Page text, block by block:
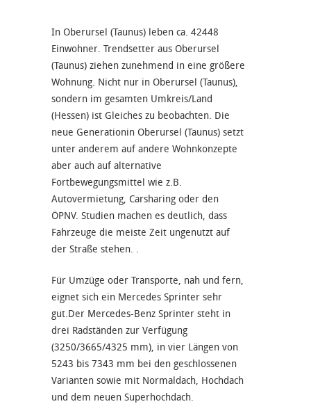
In Oberursel (Taunus) leben ca. 42448
Einwohner. Trendsetter aus Oberursel
(Taunus) ziehen zunehmend in eine größere
Wohnung. Nicht nur in Oberursel (Taunus),
sondern im gesamten Umkreis/Land
(Hessen) ist Gleiches zu beobachten. Die
neue Generationin Oberursel (Taunus) setzt
unter anderem auf andere Wohnkonzepte
aber auch auf alternative
Fortbewegungsmittel wie z.B.
Autovermietung, Carsharing oder den
ÖPNV. Studien machen es deutlich, dass
Fahrzeuge die meiste Zeit ungenutzt auf
der Straße stehen. .
Für Umzüge oder Transporte, nah und fern,
eignet sich ein Mercedes Sprinter sehr
gut.Der Mercedes-Benz Sprinter steht in
drei Radständen zur Verfügung
(3250/3665/4325 mm), in vier Längen von
5243 bis 7343 mm bei den geschlossenen
Varianten sowie mit Normaldach, Hochdach
und dem neuen Superhochdach.